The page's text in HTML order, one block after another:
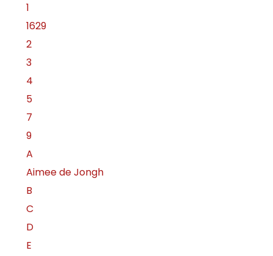
1
1629
2
3
4
5
7
9
A
Aimee de Jongh
B
C
D
E